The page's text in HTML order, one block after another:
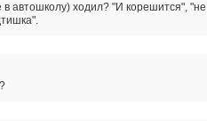
в автошколу) ходил? "И корешится",